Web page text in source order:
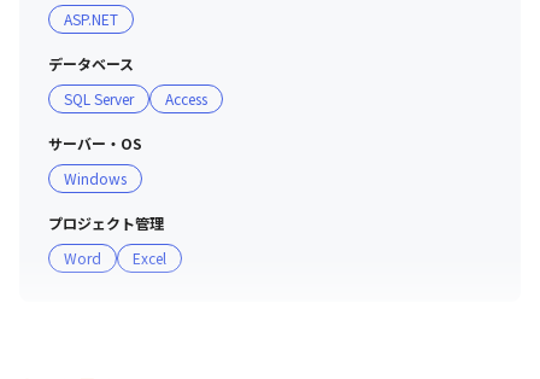
ASP.NET
データベース
SQL Server
Access
サーバー・OS
Windows
プロジェクト管理
Word
Excel